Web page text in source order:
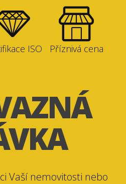
ISO Příznivá cena
Vaší nemovitosti nebo